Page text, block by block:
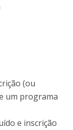
(ou
um programa
e inscrição